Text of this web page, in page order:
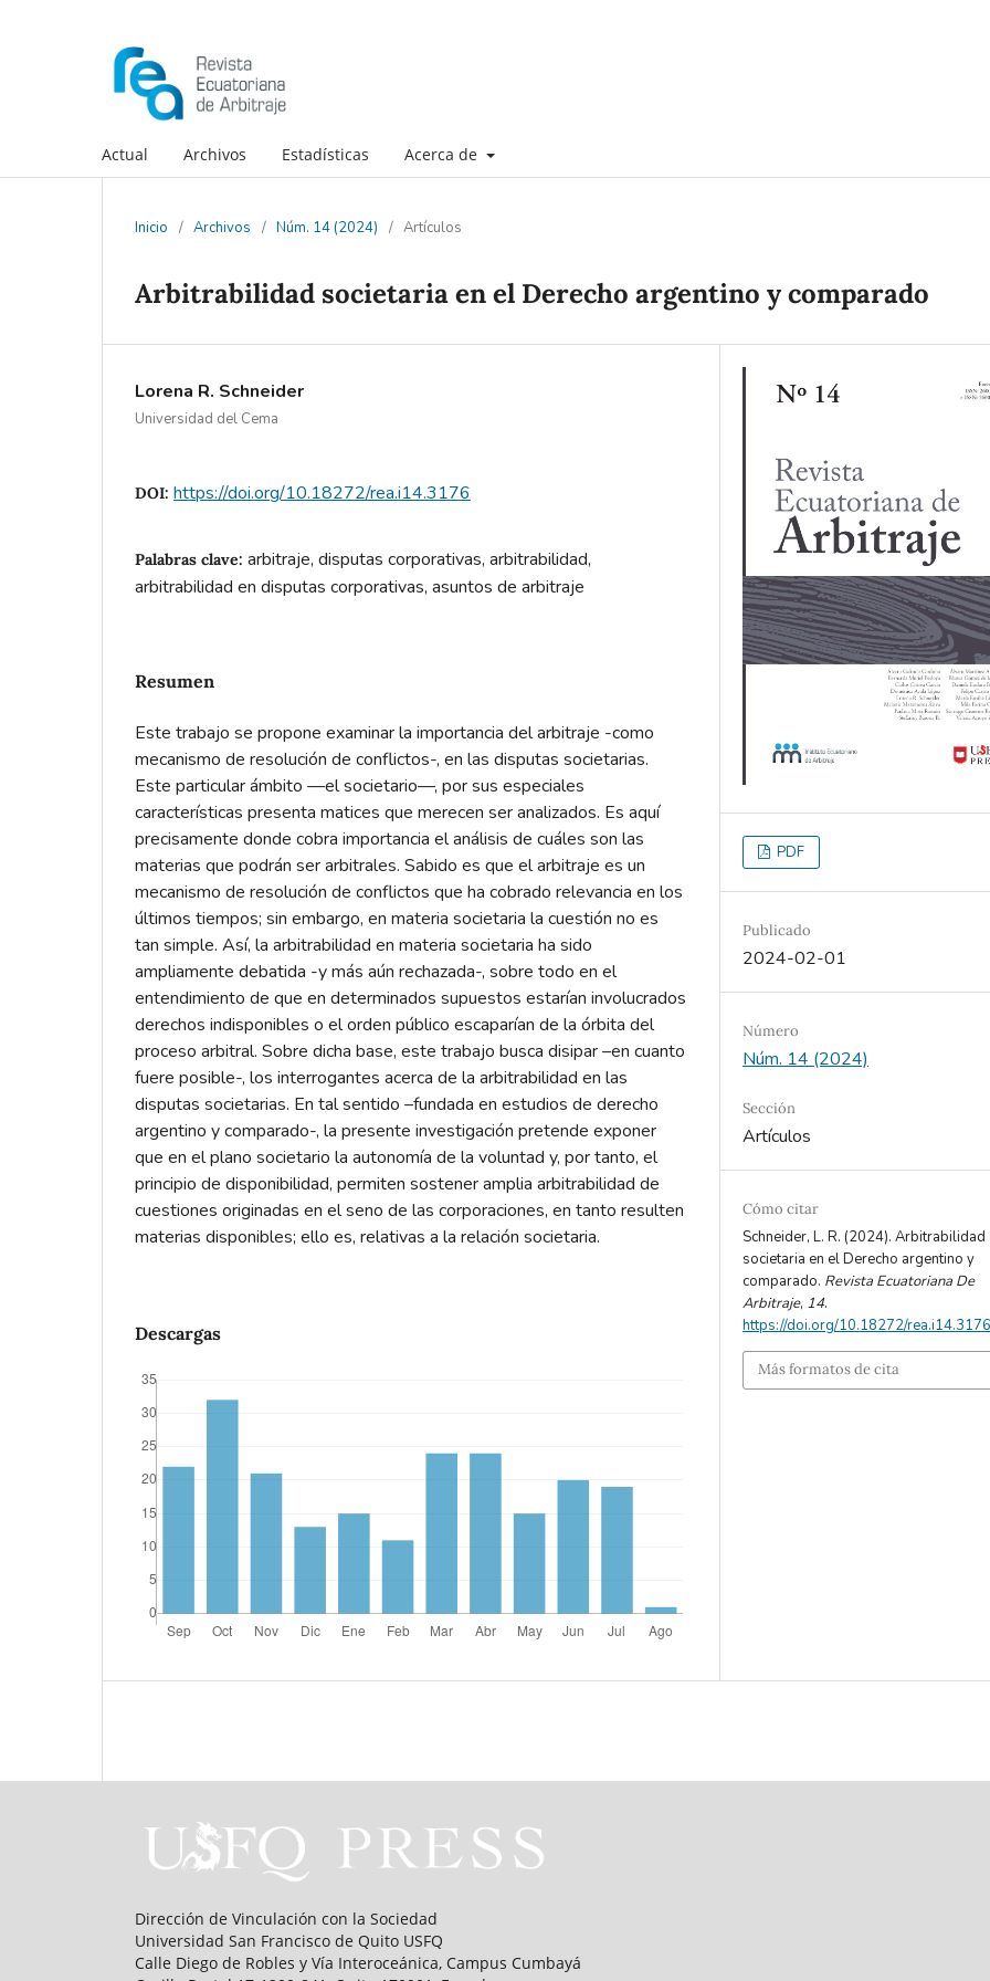
Actual Archivos Estadísticas Acerca de
Inicio / Archivos / Núm. 14 (2024) / Artículos
Arbitrabilidad societaria en el Derecho argentino y comparado
Lorena R. Schneider
Universidad del Cema
DOI: https://doi.org/10.18272/rea.i14.3176
Palabras clave: arbitraje, disputas corporativas, arbitrabilidad,
arbitrabilidad en disputas corporativas, asuntos de arbitraje
Resumen
Este trabajo se propone examinar la importancia del arbitraje -como
mecanismo de resolución de conflictos-, en las disputas societarias.
Este particular ámbito —el societario—, por sus especiales
características presenta matices que merecen ser analizados. Es aquí
precisamente donde cobra importancia el análisis de cuáles son las
materias que podrán ser arbitrales. Sabido es que el arbitraje es un
mecanismo de resolución de conflictos que ha cobrado relevancia en los
últimos tiempos; sin embargo, en materia societaria la cuestión no es
tan simple. Así, la arbitrabilidad en materia societaria ha sido
ampliamente debatida -y más aún rechazada-, sobre todo en el
entendimiento de que en determinados supuestos estarían involucrados
derechos indisponibles o el orden público escaparían de la órbita del
proceso arbitral. Sobre dicha base, este trabajo busca disipar –en cuanto
fuere posible-, los interrogantes acerca de la arbitrabilidad en las
disputas societarias. En tal sentido –fundada en estudios de derecho
argentino y comparado-, la presente investigación pretende exponer
que en el plano societario la autonomía de la voluntad y, por tanto, el
principio de disponibilidad, permiten sostener amplia arbitrabilidad de
cuestiones originadas en el seno de las corporaciones, en tanto resulten
materias disponibles; ello es, relativas a la relación societaria.
Descargas
PDF
Publicado
2024-02-01
Número
Núm. 14 (2024)
Sección
Artículos
Cómo citar
Schneider, L. R. (2024). Arbitrabilidad
societaria en el Derecho argentino y
comparado. Revista Ecuatoriana De
Arbitraje, 14.
https://doi.org/10.18272/
Más formatos de cita
Dirección de Vinculación con la Sociedad
Universidad San Francisco de Quito USFQ
Calle Diego de Robles y Vía Interoceánica, Campus Cumbayá